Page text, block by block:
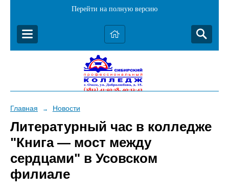
Перейти на полную версию
Главная → Новости
Литературный час в колледже
"Книга — мост между
сердцами" в Усовском
филиале